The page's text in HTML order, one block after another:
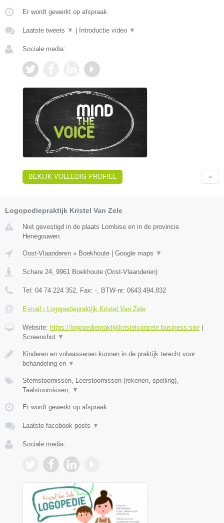
Er wordt gewerkt op afspraak.
Laatste tweets ▼ Introductie video ▼
Sociale media:
BEKIJK VOLLEDIG PROFIEL
Logopediepraktijk Kristel Van Zele
Niet gevestigd in de plaats Lombise en in de provincie
Henegouwen.
Oost-Vlaanderen » Boekhoute Google maps ▼
Schare 24, 9961 Boekhoute (Oost-Vlaanderen)
Tel: 04 74 224 352, Fax: -, BTW-nr: 0643.494.832
E-mail › Logopediepraktijk Kristel Van Zele
Website: https://logopediepraktijkkristelvanzele.business.site
Screenshot ▼
Kinderen en volwassenen kunnen in de praktijk terecht voor
behandeling en ▼
Stemstoornissen, Leerstoornissen (rekenen, spelling),
Taalstoornissen, ▼
Er wordt gewerkt op afspraak.
Laatste facebook posts ▼
Sociale media: